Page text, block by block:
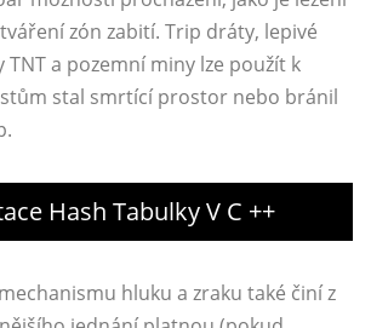
zón zabití. Trip dráty, lepivé
a pozemní miny lze použít k
stal smrtící prostor nebo bránil
Hash Tabulky V C ++
hluku a zraku také činí z